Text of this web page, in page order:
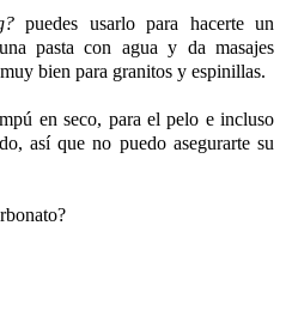
puedes usarlo para hacerte un
pasta con agua y da masajes
bien para granitos y espinillas.
en seco, para el pelo e incluso
así que no puedo asegurarte su